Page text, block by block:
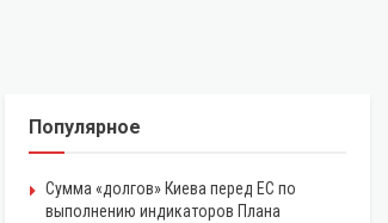
Популярное
Сумма «долгов» Киева перед ЕС по
выполнению индикаторов Плана